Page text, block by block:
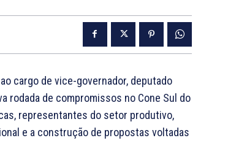
cargo de vice-governador, deputado
rodada de compromissos no Cone Sul do
representantes do setor produtivo,
e a construção de propostas voltadas